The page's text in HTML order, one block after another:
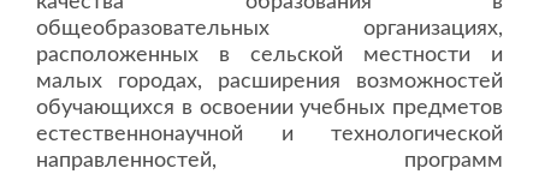
общеобразовательных организациях,
расположенных в сельской местности и
малых городах, расширения возможностей
обучающихся в освоении учебных предметов
естественнонаучной и технологической
направленностей, программ